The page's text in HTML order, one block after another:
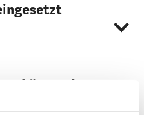
können in
konkret